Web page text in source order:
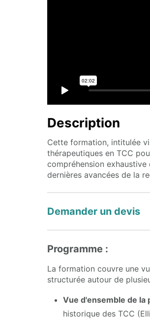
Description
Cette formation, intitulée
thérapeutiques en TCC
compréhension
dernières avancées de la
Demander un devis
Programme :
La formation couvre une
structurée autour de
Vue d'ensemble de la
historique des TCC